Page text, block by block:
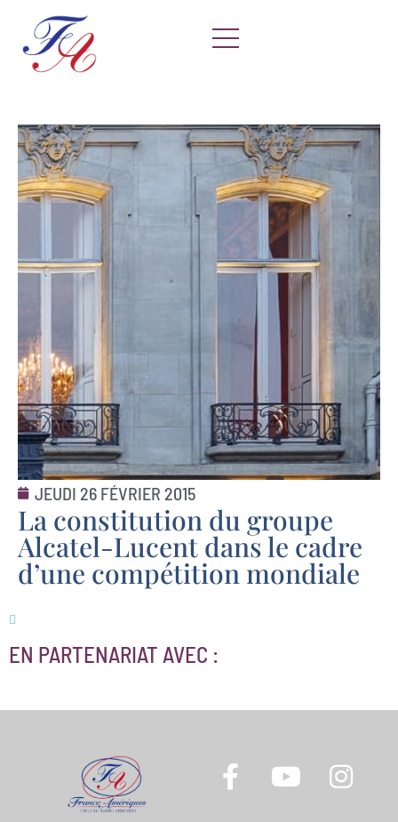
JEUDI 26 FÉVRIER 2015
La constitution du groupe
Alcatel-Lucent dans le cadre
d’une compétition mondiale
EN PARTENARIAT AVEC :